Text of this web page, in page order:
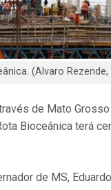
(Alvaro
de Mato
Bioceânica terá
de MS,